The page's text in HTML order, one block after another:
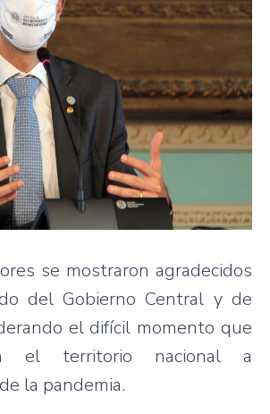
se mostraron agradecidos
del Gobierno Central y de
el difícil momento que
el territorio nacional a
la pandemia.